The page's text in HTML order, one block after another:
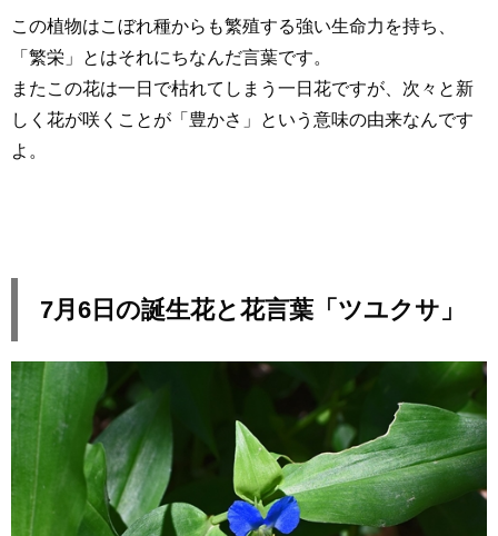
この植物はこぼれ種からも繁殖する強い生命力を持ち、
「繁栄」とはそれにちなんだ言葉です。
またこの花は一日で枯れてしまう一日花ですが、次々と新
しく花が咲くことが「豊かさ」という意味の由来なんです
よ。
7月6日の誕生花と花言葉「ツユクサ」